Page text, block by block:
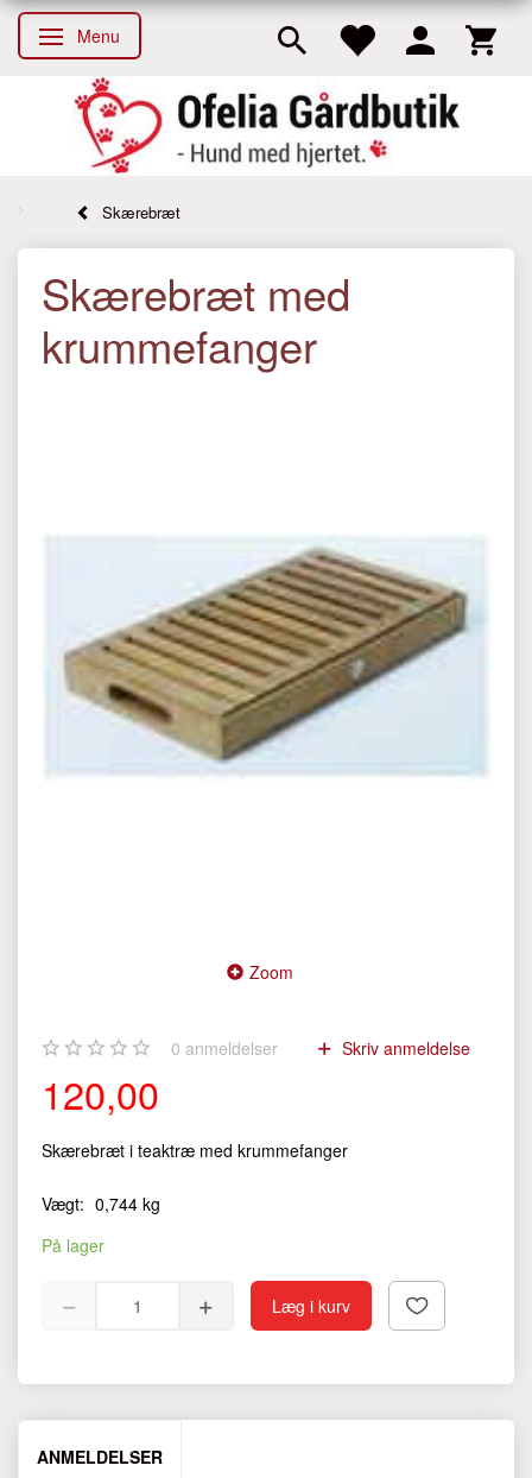
Skifte navigation
Menu
Skærebræt
Skærebræt med
krummefanger
Zoom
0 anmeldelser Skriv anmeldelse
120,00
Skærebræt i teaktræ med krummefanger
Vægt: 0,744 kg
På lager
Læg i kurv
ANMELDELSER